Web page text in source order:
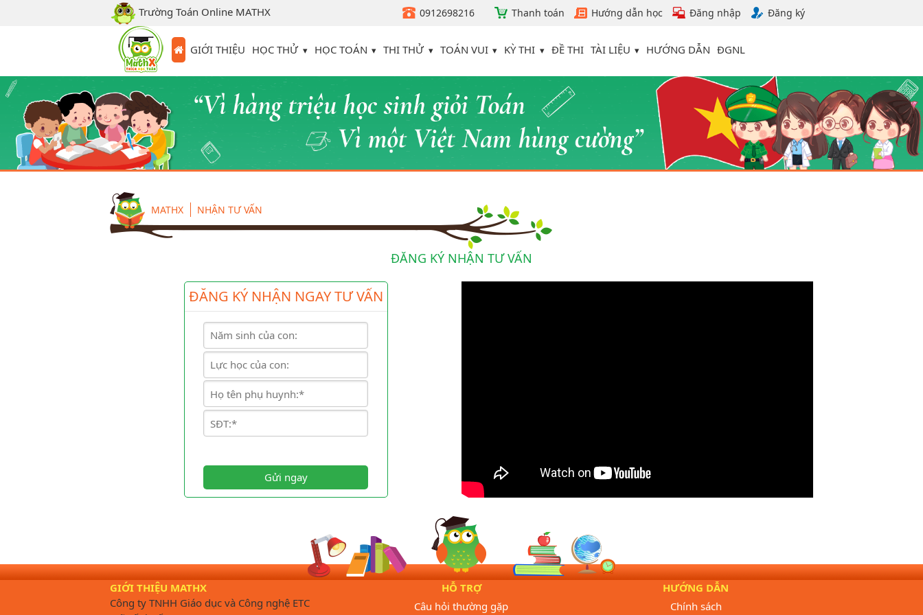
Trường Toán Online MATHX 0912698216 Thanh toán Hướng dẫn học Đăng nhập Đăng ký
GIỚI THIỆU HỌC THỬ HỌC TOÁN THI THỬ TOÁN VUI KỲ THI ĐỀ THI TÀI LIỆU HƯỚNG DẪN ĐGNL
MATHX NHẬN TƯ VẤN
ĐĂNG KÝ NHẬN TƯ VẤN
ĐĂNG KÝ NHẬN NGAY TƯ VẤN
Gửi ngay
GIỚI THIỆU MATHX
Công ty TNHH Giáo dục và Công nghệ ETC
HỖ TRỢ
Câu hỏi thường gặp
HƯỚNG DẪN
Chính sách